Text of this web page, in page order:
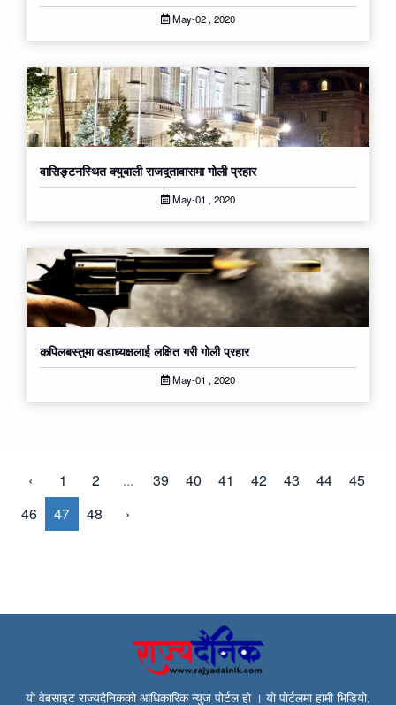
May-02 , 2020
वासिङ्टनस्थित क्युबाली राजदूतावासमा गोली प्रहार
May-01 , 2020
कपिलबस्तुमा वडाध्यक्षलाई लक्षित गरी गोली प्रहार
May-01 , 2020
‹ 1 2 ... 39 40 41 42 43 44
45
46
47 48 ›
यो वेबसाइट राज्यदैनिकको आधिकारिक न्युज पोर्टल हो । यो पोर्टलमा हामी भिडियो,